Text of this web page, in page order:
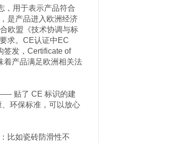
，用于表示产品符合
是产品进入欧洲经济
欧盟《技术协调与标
求。CE认证中EC
签发，Certificate of
着产品满足欧洲相关法
贴了 CE 标识的建
环保标准，可以放心
比如瓷砖防滑性不